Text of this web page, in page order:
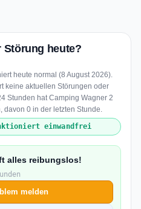
Störung heute?
heute normal (8 August 2026).
keine aktuellen Störungen oder
Stunden hat Camping Wagner 2
davon 0 in der letzten Stunde.
einwandfrei
alles reibungslos!
melden